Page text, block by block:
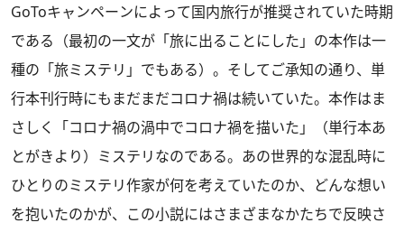
GoToキャンペーンによって国内旅行が推奨されていた時期
である（最初の一文が「旅に出ることにした」の本作は一
種の「旅ミステリ」でもある）。そしてご承知の通り、単
行本刊行時にもまだまだコロナ禍は続いていた。本作はま
さしく「コロナ禍の渦中でコロナ禍を描いた」（単行本あ
とがきより）ミステリなのである。あの世界的な混乱時に
ひとりのミステリ作家が何を考えていたのか、どんな想い
を抱いたのかが、この小説にはさまざまなかたちで反映さ